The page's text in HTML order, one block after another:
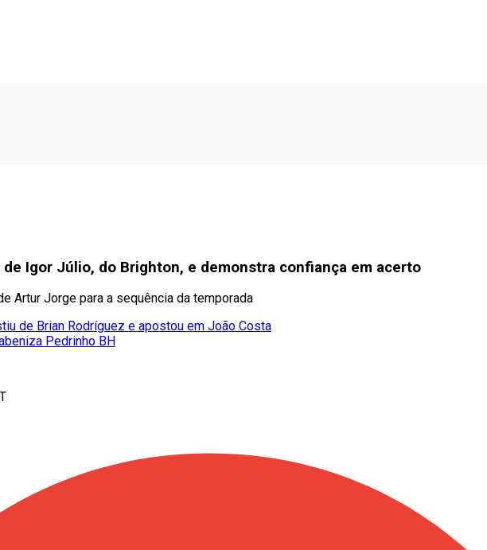
Igor Júlio, do Brighton, e demonstra confiança em acerto
Artur Jorge para a sequência da temporada
de Brian Rodríguez e apostou em João Costa
Pedrinho BH